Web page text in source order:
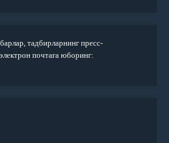
тадбирларнинг пресс-
почтага юборинг: